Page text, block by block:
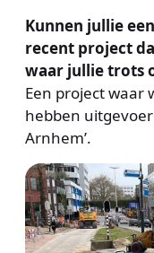
Kunnen jullie
recent project
waar jullie trots
Een project waar
hebben
Arnhem’.